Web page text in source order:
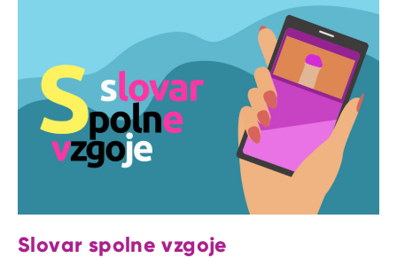
Slovar spolne vzgoje